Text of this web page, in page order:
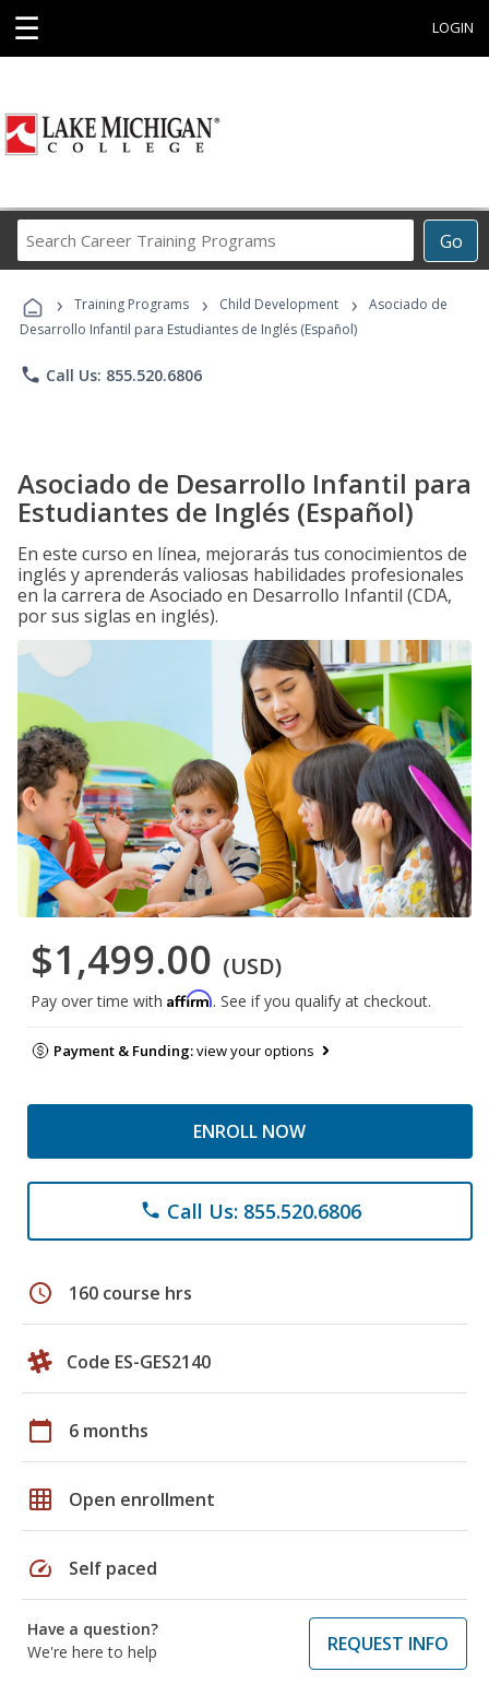
☰ LOGIN
Go
Career
Programs
› Training Programs › Child Development ›
Asociado de
Desarrollo Infantil para Estudiantes de Inglés (Español)
phone Call Us: 855.520.6806
Asociado de Desarrollo Infantil para
Estudiantes de Inglés (Español)
En este curso en línea, mejorarás tus conocimientos de
inglés y aprenderás valiosas habilidades profesionales
en la carrera de Asociado en Desarrollo Infantil (CDA,
por sus siglas en inglés).
$1,499.00 (USD)
Pay over time with Affirm. See if you qualify at checkout.
Payment & Funding:view your options
ENROLL NOW
phone Call Us: 855.520.6806
schedule 160 course hrs
Code ES-GES2140
calendar_today 6 months
grid_on Open enrollment
speed Self paced
Have a question?
We're here to help
REQUEST INFO